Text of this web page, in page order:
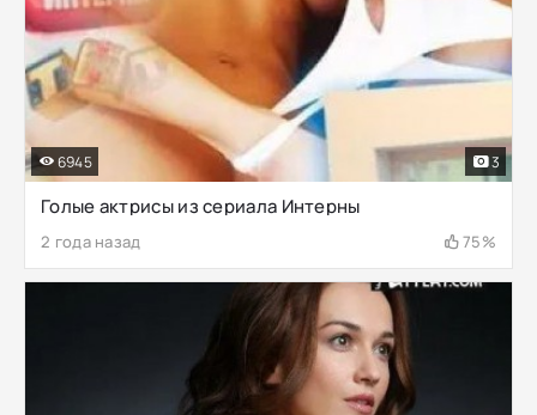
Голые актрисы из сериала Интерны
2 года назад 75%
6945 3